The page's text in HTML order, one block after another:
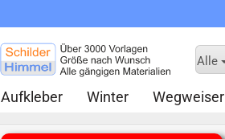
Alle
Aufkleber Winter Wegweiser